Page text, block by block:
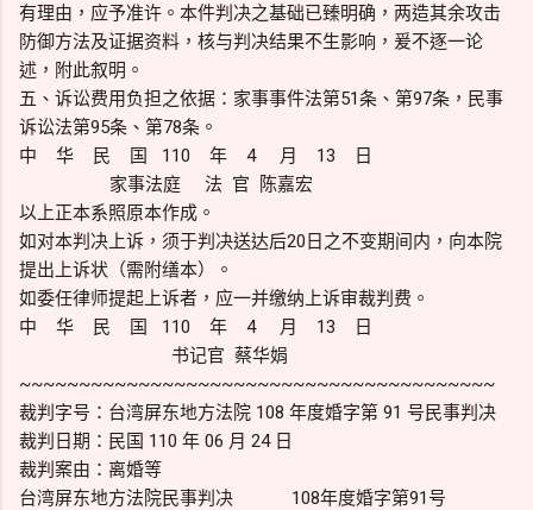
有理由，应予准许。本件判决之基础已臻明确，两造其余攻击
防御方法及证据资料，核与判决结果不生影响，爰不逐一论
述，附此叙明。
五、诉讼费用负担之依据：家事事件法第51条、第97条，民事
诉讼法第95条、第78条。
中 华 民 国 110 年 4 月 13 日
家事法庭 法 官 陈嘉宏
以上正本系照原本作成。
如对本判决上诉，须于判决送达后20日之不变期间内，向本院
提出上诉状（需附缮本）。
如委任律师提起上诉者，应一并缴纳上诉审裁判费。
中 华 民 国 110 年 4 月 13 日
书记官 蔡华娟
~~~~~~~~~~~~~~~~~~~~~~~~~~~~~~~~~~~~~~~~
裁判字号：台湾屏东地方法院 108 年度婚字第 91 号民事判决
裁判日期：民国 110 年 06 月 24 日
裁判案由：离婚等
台湾屏东地方法院民事判决 108年度婚字第91号